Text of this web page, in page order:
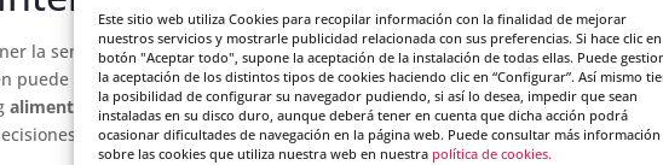
Este sitio web utiliza Cookies para recopilar información con la finalidad de mejorar
nuestros servicios y mostrarle publicidad relacionada con sus preferencias. Si hace clic
botón "Aceptar todo", supone la aceptación de la instalación de todas ellas. Puede
la aceptación de los distintos tipos de cookies haciendo clic en “Configurar”. Así mismo
la posibilidad de configurar su navegador pudiendo, si así lo desea, impedir que sean
instaladas en su disco duro, aunque deberá tener en cuenta que dicha acción podrá
ocasionar dificultades de navegación en la página web. Puede consultar más información
sobre las cookies que utiliza nuestra web en nuestra política de cookies.
la sensación de que se ha distanciado de sueños importantes que ha dejado
puede ocurrir que el protagonista aplace constantemente un posible deseo
alimenta tu motivación en presente, ese tiempo en el que puedes crear nuevas